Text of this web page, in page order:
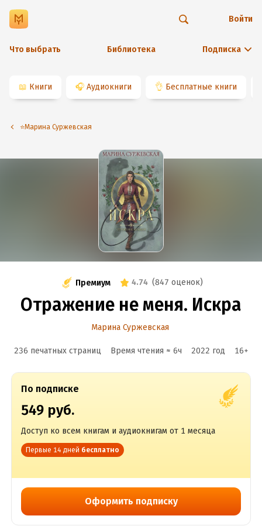
Что выбрать Библиотека Подписка
Войти
📖 Книги 🎧 Аудиокниги 👌 Бесплатные книги
⭐️Марина Суржевская
Премиум 4.74 (847 оценок)
Отражение не меня. Искра
Марина Суржевская
236 печатных страниц Время чтения ≈ 6ч 2022 год 16+
По подписке
549 руб.
Доступ ко всем книгам и аудиокнигам от 1 месяца
Первые 14 дней бесплатно
Оформить подписку